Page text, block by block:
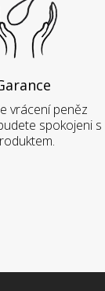
vrácení peněz
spokojeni s